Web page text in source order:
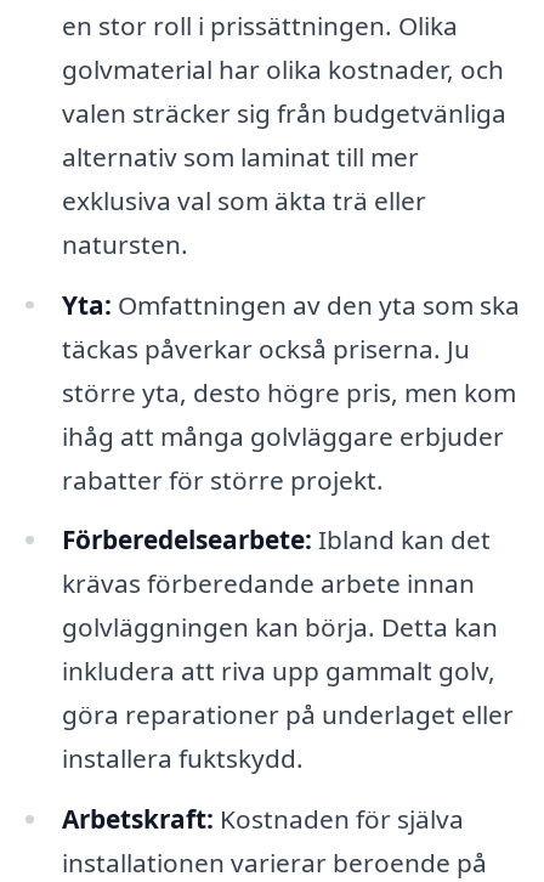
en stor roll i prissättningen. Olika
golvmaterial har olika kostnader, och
valen sträcker sig från budgetvänliga
alternativ som laminat till mer
exklusiva val som äkta trä eller
natursten.
Yta: Omfattningen av den yta som ska
täckas påverkar också priserna. Ju
större yta, desto högre pris, men kom
ihåg att många golvläggare erbjuder
rabatter för större projekt.
Förberedelsearbete: Ibland kan det
krävas förberedande arbete innan
golvläggningen kan börja. Detta kan
inkludera att riva upp gammalt golv,
göra reparationer på underlaget eller
installera fuktskydd.
Arbetskraft: Kostnaden för själva
installationen varierar beroende på